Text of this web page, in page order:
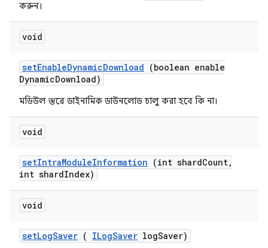
করুন।
void
setEnableDynamicDownload (boolean enable
DynamicDownload)
মডিউল স্তরে ডাইনামিক ডাউনলোড চালু করা হবে কি না।
void
setIntraModuleInformation (int shardCount,
int shardIndex)
void
setLogSaver ( ILogSaver logSaver)